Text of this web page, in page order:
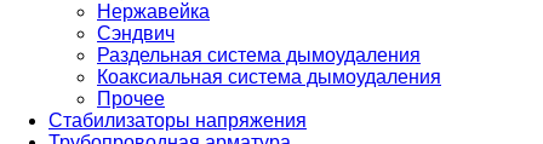
Нержавейка
Сэндвич
Раздельная система дымоудаления
Коаксиальная система дымоудаления
Прочее
Стабилизаторы напряжения